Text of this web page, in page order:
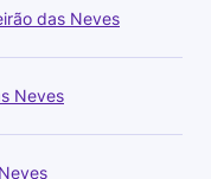
das Neves
Neves